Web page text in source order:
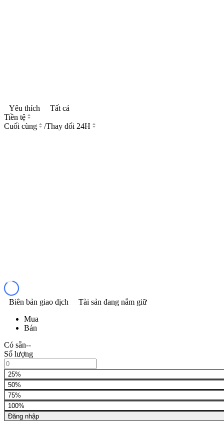
Yêu thích
Tất cả
Tiền tệ
Cuối cùng
/Thay đổi 24H
Biên bản giao dịch
Tài sản đang nắm giữ
Mua
Bán
Có sẵn--
Số lượng
25%
50%
75%
100%
Đăng nhập